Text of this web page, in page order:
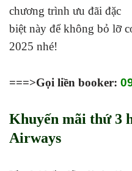
chương trình ưu đãi đặc
biệt này để không bỏ lỡ
2025 nhé!
===>Gọi liền booker:
Khuyến mãi thứ 3
Airways